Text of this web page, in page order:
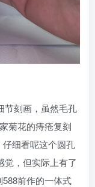
节刻画，虽然毛孔
菊花的痔疮复刻
细看呢这个圆孔
觉，但实际上有了
前作的一体式